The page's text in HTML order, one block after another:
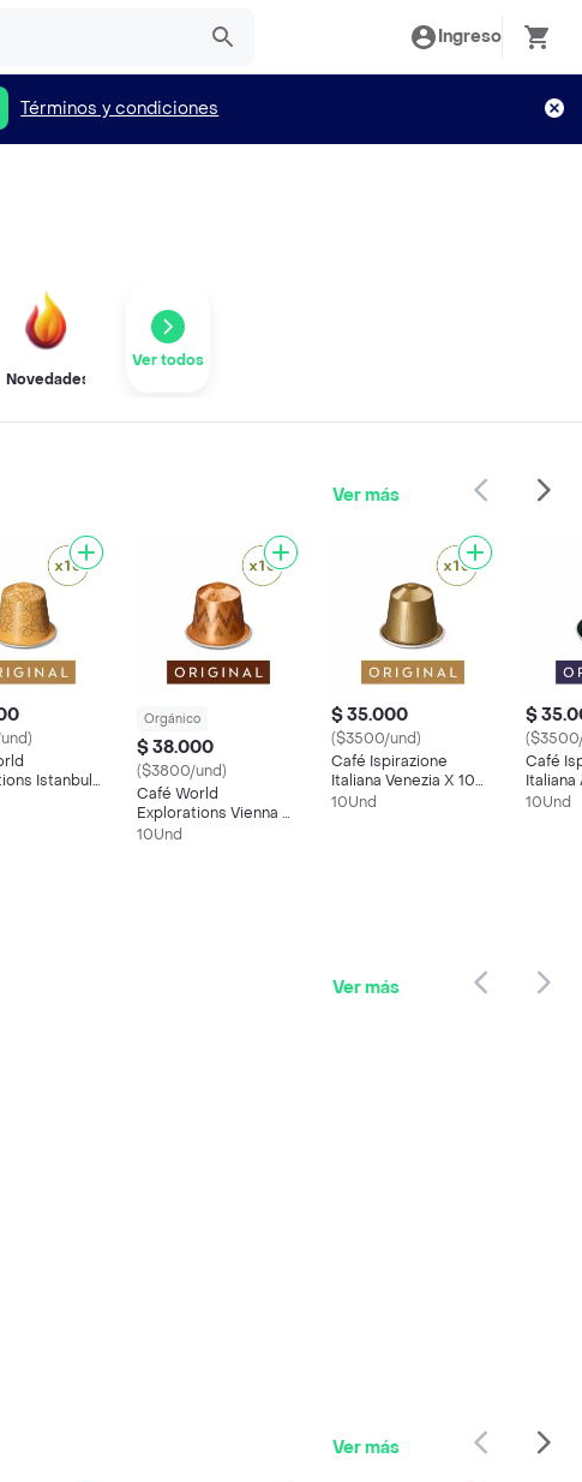
Ingreso
Términos y condiciones
Novedades
Ver todos
Ver más
Istanbul
Original
Orgánico
$ 38.000
($3800/und)
Café World
Explorations Vienna X
10 Cápsulas Original
10Und
$ 35.000
($3500/und)
Café Ispirazione
Italiana Venezia X 10
Cápsulas Original
10Und
$
Café
Italiana
10Und
Ver más
Ver más